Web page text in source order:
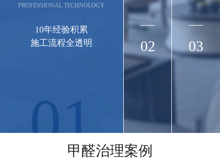
PROFESSIONAL TECHNOLOGY
10年经验积累
施工流程全透明
01
02 03
甲醛治理案例
长江集团
路88号匠心城·三阳中心22-29F）空气治理圆